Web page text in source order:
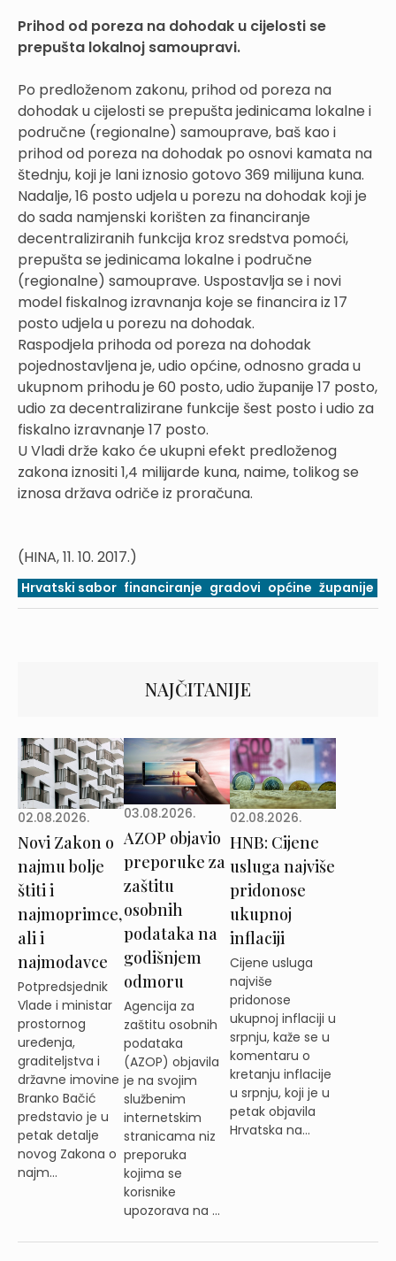
Prihod od poreza na dohodak u cijelosti se
prepušta lokalnoj samoupravi.
Po predloženom zakonu, prihod od poreza na
dohodak u cijelosti se prepušta jedinicama lokalne i
područne (regionalne) samouprave, baš kao i
prihod od poreza na dohodak po osnovi kamata na
štednju, koji je lani iznosio gotovo 369 milijuna kuna.
Nadalje, 16 posto udjela u porezu na dohodak koji je
do sada namjenski korišten za financiranje
decentraliziranih funkcija kroz sredstva pomoći,
prepušta se jedinicama lokalne i područne
(regionalne) samouprave. Uspostavlja se i novi
model fiskalnog izravnanja koje se financira iz 17
posto udjela u porezu na dohodak.
Raspodjela prihoda od poreza na dohodak
pojednostavljena je, udio općine, odnosno grada u
ukupnom prihodu je 60 posto, udio županije 17 posto,
udio za decentralizirane funkcije šest posto i udio za
fiskalno izravnanje 17 posto.
U Vladi drže kako će ukupni efekt predloženog
zakona iznositi 1,4 milijarde kuna, naime, tolikog se
iznosa država odriče iz proračuna.
(HINA, 11. 10. 2017.)
Hrvatski sabor financiranje gradovi općine županije
NAJČITANIJE
02.08.2026.
Novi Zakon o
najmu bolje
štiti i
najmoprimce,
ali i
najmodavce
Potpredsjednik
Vlade i ministar
prostornog
uređenja,
graditeljstva i
državne imovine
Branko Bačić
predstavio je u
petak detalje
novog Zakona o
najm...
03.08.2026.
AZOP objavio
preporuke za
zaštitu
osobnih
podataka na
godišnjem
odmoru
Agencija za
zaštitu osobnih
podataka
(AZOP) objavila
je na svojim
službenim
internetskim
stranicama niz
preporuka
kojima se
korisnike
upozorava na ...
02.08.2026.
HNB: Cijene
usluga najviše
pridonose
ukupnoj
inflaciji
Cijene usluga
najviše
pridonose
ukupnoj inflaciji u
srpnju, kaže se u
komentaru o
kretanju inflacije
u srpnju, koji je u
petak objavila
Hrvatska na...